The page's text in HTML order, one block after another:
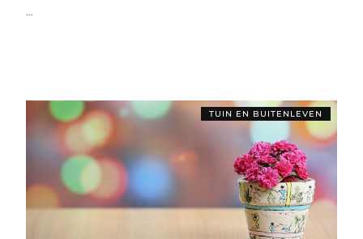
...
TUIN EN BUITENLEVEN